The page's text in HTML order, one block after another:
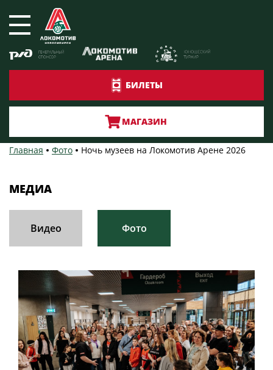
БИЛЕТЫ
МАГАЗИН
Главная Фото Ночь музеев на Локомотив Арене 2026
МЕДИА
Видео Фото